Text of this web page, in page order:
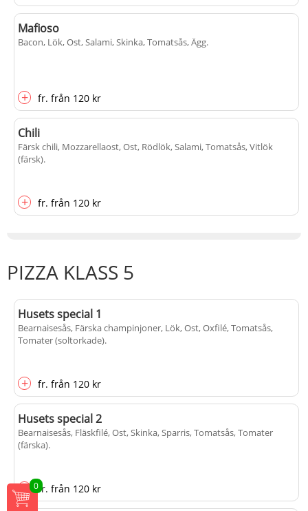
0
Mafioso
Bacon, Lök, Ost, Salami, Skinka, Tomatsås, Ägg.
+ fr. från 120 kr
Chili
Färsk chili, Mozzarellaost, Ost, Rödlök, Salami, Tomatsås, Vitlök
(färsk).
+ fr. från 120 kr
PIZZA KLASS 5
Husets special 1
Bearnaisesås, Färska champinjoner, Lök, Ost, Oxfilé, Tomatsås,
Tomater (soltorkade).
+ fr. från 120 kr
Husets special 2
Bearnaisesås, Fläskfilé, Ost, Skinka, Sparris, Tomatsås, Tomater
(färska).
+ fr. från 120 kr